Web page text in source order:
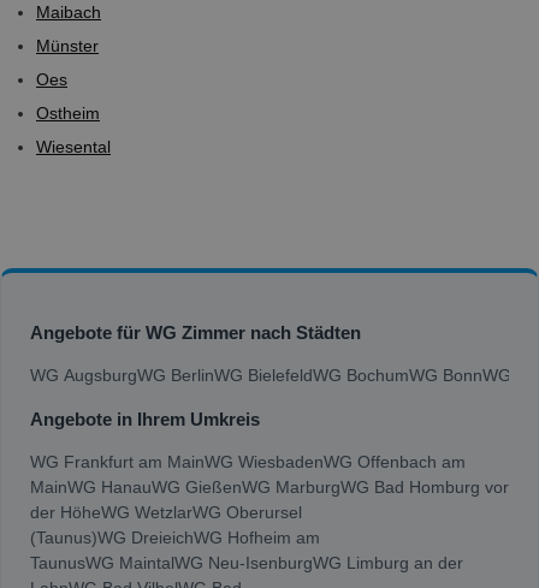
Maibach
Münster
Oes
Ostheim
Wiesental
Angebote für WG Zimmer nach Städten
WG AugsburgWG BerlinWG BielefeldWG BochumWG BonnWG
Angebote in Ihrem Umkreis
WG Frankfurt am MainWG WiesbadenWG Offenbach am
MainWG HanauWG GießenWG MarburgWG Bad Homburg vor
der HöheWG WetzlarWG Oberursel
(Taunus)WG DreieichWG Hofheim am
TaunusWG MaintalWG Neu-IsenburgWG Limburg an der